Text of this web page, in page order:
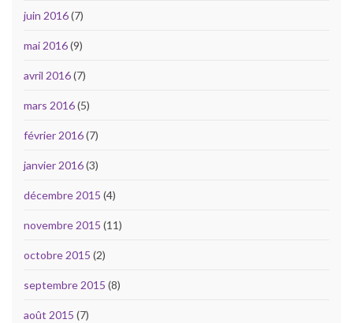
juin 2016(7)
mai 2016(9)
avril 2016(7)
mars 2016(5)
février 2016(7)
janvier 2016(3)
décembre 2015 (4)
novembre 2015 (11)
octobre 2015 (2)
septembre 2015 (8)
août 2015 (7)